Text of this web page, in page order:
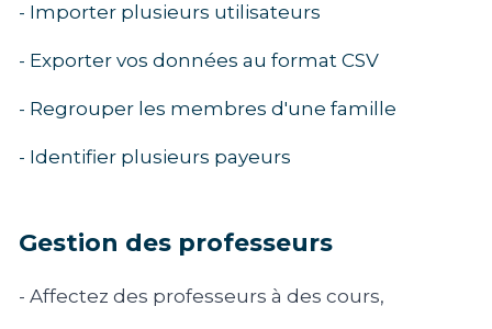
- Importer plusieurs utilisateurs
- Exporter vos données au format CSV
- Regrouper les membres d'une famille
- Identifier plusieurs payeurs
Gestion des professeurs
- Affectez des professeurs à des cours,